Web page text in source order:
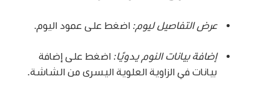
عرض التفاصيل ليوم:اضغط على عمود اليوم.
إضافة بيانات النوم يدويًا:اضغط على إضافة
بيانات في الزاوية العلوية اليسرى من الشاشة.